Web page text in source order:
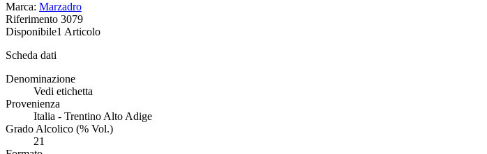
Marca: Marzadro
Riferimento 3079
Disponibile1 Articolo
Scheda dati
Denominazione
Vedi etichetta
Provenienza
Italia - Trentino Alto Adige
Grado Alcolico (% Vol.)
21